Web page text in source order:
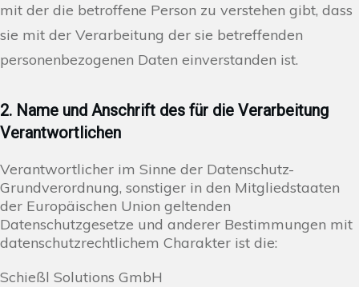
mit der die betroffene Person zu verstehen gibt, dass
sie mit der Verarbeitung der sie betreffenden
personenbezogenen Daten einverstanden ist.
2. Name und Anschrift des für die Verarbeitung
Verantwortlichen
Verantwortlicher im Sinne der Datenschutz-
Grundverordnung, sonstiger in den Mitgliedstaaten
der Europäischen Union geltenden
Datenschutzgesetze und anderer Bestimmungen mit
datenschutzrechtlichem Charakter ist die:
Schießl Solutions GmbH